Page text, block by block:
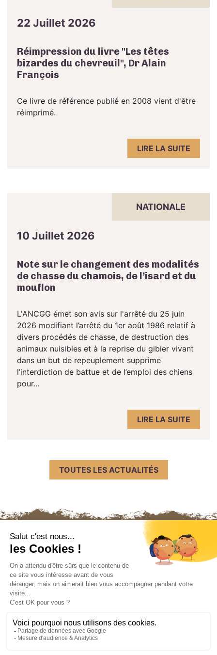
22 Juillet 2026
Réimpression du livre "Les têtes
bizardes du chevreuil", Dr Alain
François
Ce livre de référence publié en 2008 vient d'être
réimprimé.
LIRE LA SUITE
NATIONALE
10 Juillet 2026
Note sur le changement des modalités
de chasse du chamois, de l’isard et du
mouflon
L'ANCGG émet son avis sur l'arrêté du 25 juin
2026 modifiant l’arrêté du 1er août 1986 relatif à
divers procédés de chasse, de destruction des
animaux nuisibles et à la reprise du gibier vivant
dans un but de repeuplement supprime
l’interdiction de battue et de l’emploi des chiens
pour...
LIRE LA SUITE
TOUTES LES ACTUALITÉS
Nous contacter
Mentions légales